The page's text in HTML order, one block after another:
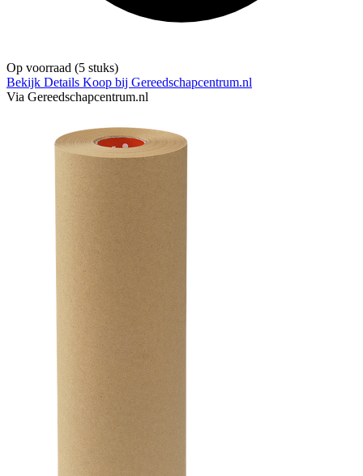
Op voorraad (5 stuks)
Bekijk Details Koop bij Gereedschapcentrum.nl
Via Gereedschapcentrum.nl